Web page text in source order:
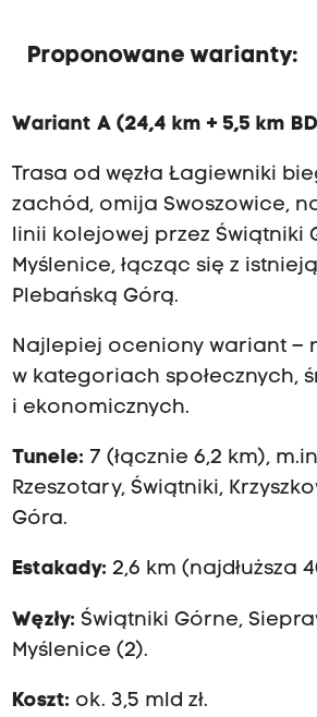
Proponowane warianty:
Wariant A (24,4 km + 5,5 km
Trasa od węzła Łagiewniki
zachód, omija Swoszowice,
linii kolejowej przez Świątniki
Myślenice, łącząc się z
Plebańską Górą.
Najlepiej oceniony wariant –
w kategoriach społecznych,
i ekonomicznych.
Tunele: 7 (łącznie 6,2 km),
Rzeszotary, Świątniki,
Góra.
Estakady: 2,6 km (najdłuższa
Węzły: Świątniki Górne,
Myślenice (2).
Koszt: ok. 3,5 mld zł.